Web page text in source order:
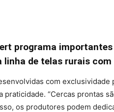
programa
linha de telas rurais com
com
praticidade. “Cercas prontas
os produtores podem